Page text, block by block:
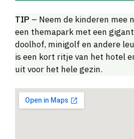
TIP – Neem de kinderen mee
een themapark met een
doolhof, minigolf en andere
is een kort ritje van het hotel
uit voor het hele gezin.